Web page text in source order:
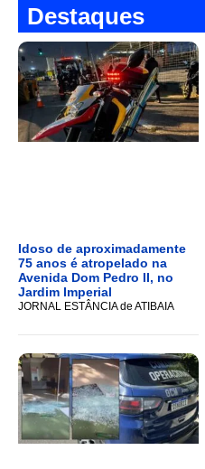
Destaques
Idoso de aproximadamente
75 anos é atropelado na
Avenida Dom Pedro II, no
Jardim Imperial
JORNAL ESTÂNCIA de ATIBAIA